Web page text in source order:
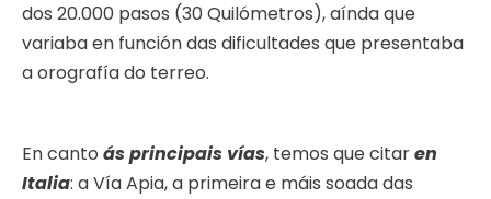
dos 20.000 pasos (30 Quilómetros), aínda que
variaba en función das dificultades que presentaba
a orografía do terreo.
En canto ás principais vías, temos que citaren
Italia: a Vía Apia, a primeira e máis soada das